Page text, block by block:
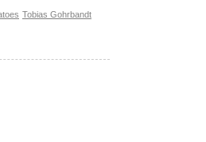
Tobias Gohrbandt